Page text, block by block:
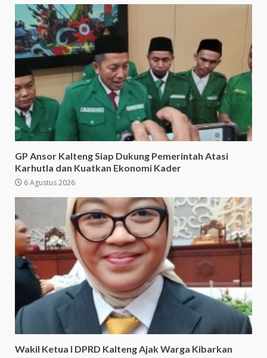
GP Ansor Kalteng Siap Dukung Pemerintah Atasi
Karhutla dan Kuatkan Ekonomi Kader
6 Agustus 2026
Wakil Ketua I DPRD Kalteng Ajak Warga Kibarkan